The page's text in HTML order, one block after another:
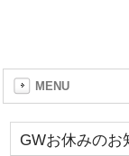
MENU
GWお休みのお